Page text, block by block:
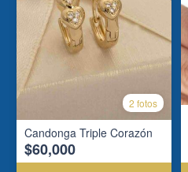
2 fotos
Candonga Triple Corazón
$60,000